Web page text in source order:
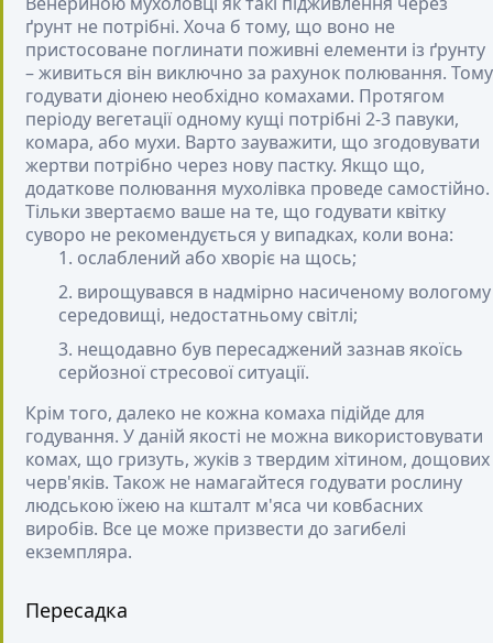
ґрунт не потрібні. Хоча б тому, що воно не
пристосоване поглинати поживні елементи із ґрунту
– живиться він виключно за рахунок полювання. Тому
годувати діонею необхідно комахами. Протягом
періоду вегетації одному кущі потрібні 2-3 павуки,
комара, або мухи. Варто зауважити, що згодовувати
жертви потрібно через нову пастку. Якщо що,
додаткове полювання мухолівка проведе самостійно.
Тільки звертаємо ваше на те, що годувати квітку
суворо не рекомендується у випадках, коли вона:
ослаблений або хворіє на щось;
вирощувався в надмірно насиченому вологому
середовищі, недостатньому світлі;
нещодавно був пересаджений зазнав якоїсь
серйозної стресової ситуації.
Крім того, далеко не кожна комаха підійде для
годування. У даній якості не можна використовувати
комах, що гризуть, жуків з твердим хітином, дощових
черв'яків. Також не намагайтеся годувати рослину
людською їжею на кшталт м'яса чи ковбасних
виробів. Все це може призвести до загибелі
екземпляра.
Пересадка